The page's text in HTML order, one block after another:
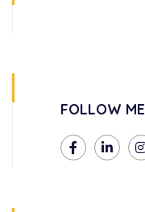
FOLLOW ME